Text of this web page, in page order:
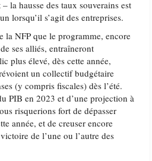
la hausse des taux souverains est
lorsqu’il s’agit des entreprises.
la NFP que le programme, encore
ses alliés, entraîneront
plus élevé, dès cette année,
un collectif budgétaire
(y compris fiscales) dès l’été.
PIB en 2023 et d’une projection à
risquerions fort de dépasser
année, et de creuser encore
de l’une ou l’autre des